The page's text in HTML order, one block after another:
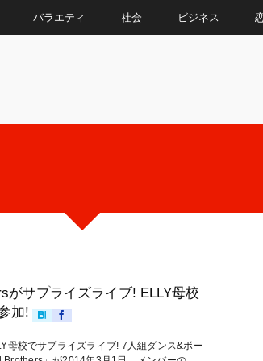
バラエティ 社会 ビジネス
がサプライズライブ! ELLY母校
加!
母校でサプライズライブ! 7人組ダンス&ボー